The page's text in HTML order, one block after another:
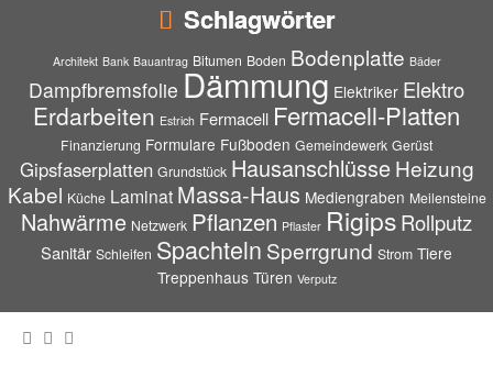
Schlagwörter
Architekt Bank Bauantrag Bitumen Boden Bodenplatte Bäder
Dampfbremsfolie Dämmung Elektriker Elektro
Erdarbeiten Estrich Fermacell Fermacell-Platten
Finanzierung Formulare Fußboden Gemeindewerk Gerüst
Gipsfaserplatten Grundstück Hausanschlüsse Heizung
Kabel Küche Laminat Massa-Haus Mediengraben Meilensteine
Nahwärme Netzwerk Pflanzen Pflaster RigipsRollputz
Sanitär Schleifen Spachteln Sperrgrund Strom Tiere
Treppenhaus Türen Verputz